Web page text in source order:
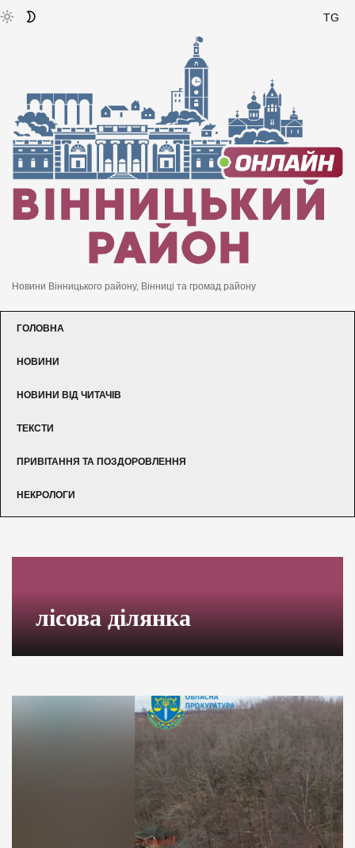
TG
Новини Вінницького району, Вінниці та громад району
ГОЛОВНА
НОВИНИ
НОВИНИ ВІД ЧИТАЧІВ
ТЕКСТИ
ПРИВІТАННЯ ТА ПОЗДОРОВЛЕННЯ
НЕКРОЛОГИ
лісова ділянка